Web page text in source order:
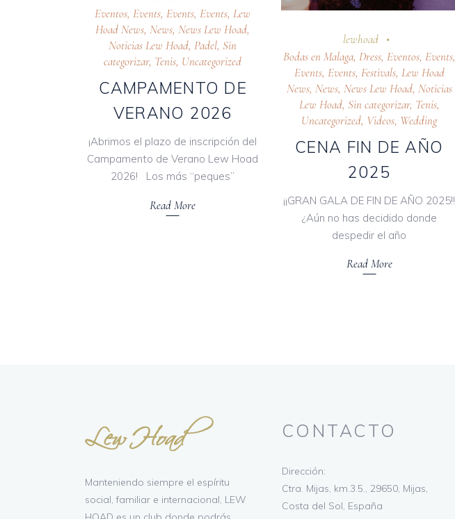
Eventos,Events,Events,Events,Lew
Hoad News,News,News Lew Hoad,
Noticias Lew Hoad,Padel, Sin
categorizar, Tenis, Uncategorized
CAMPAMENTO DE
VERANO 2026
¡Abrimos el plazo de inscripción del
Campamento de Verano Lew Hoad
2026! Los más “peques”
Read More
lewhoad
Bodas en Malaga, Dress, Eventos, Events,
Events, Events, Festivals, Lew Hoad
News, News, News Lew Hoad, Noticias
Lew Hoad, Sin categorizar, Tenis,
Uncategorized, Videos, Wedding
CENA FIN DE AÑO
2025
¡¡GRAN GALA DE FIN DE AÑO 2025!!
¿Aún no has decidido donde
despedir el año
Read More
Manteniendo siempre el espíritu
social, familiar e internacional, LEW
CONTACTO
Dirección:
Ctra. Mijas, km.3.5., 29650, Mijas,
Costa del Sol, España